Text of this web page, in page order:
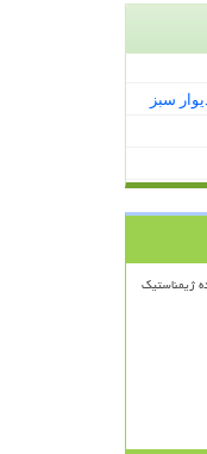
سبز
ژیمناستیک